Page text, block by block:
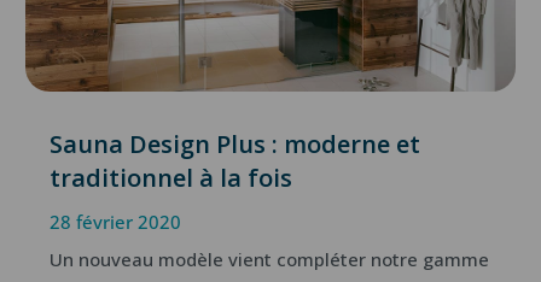
Sauna Design Plus : moderne et
traditionnel à la fois
28 février 2020
Un nouveau modèle vient compléter notre gamme